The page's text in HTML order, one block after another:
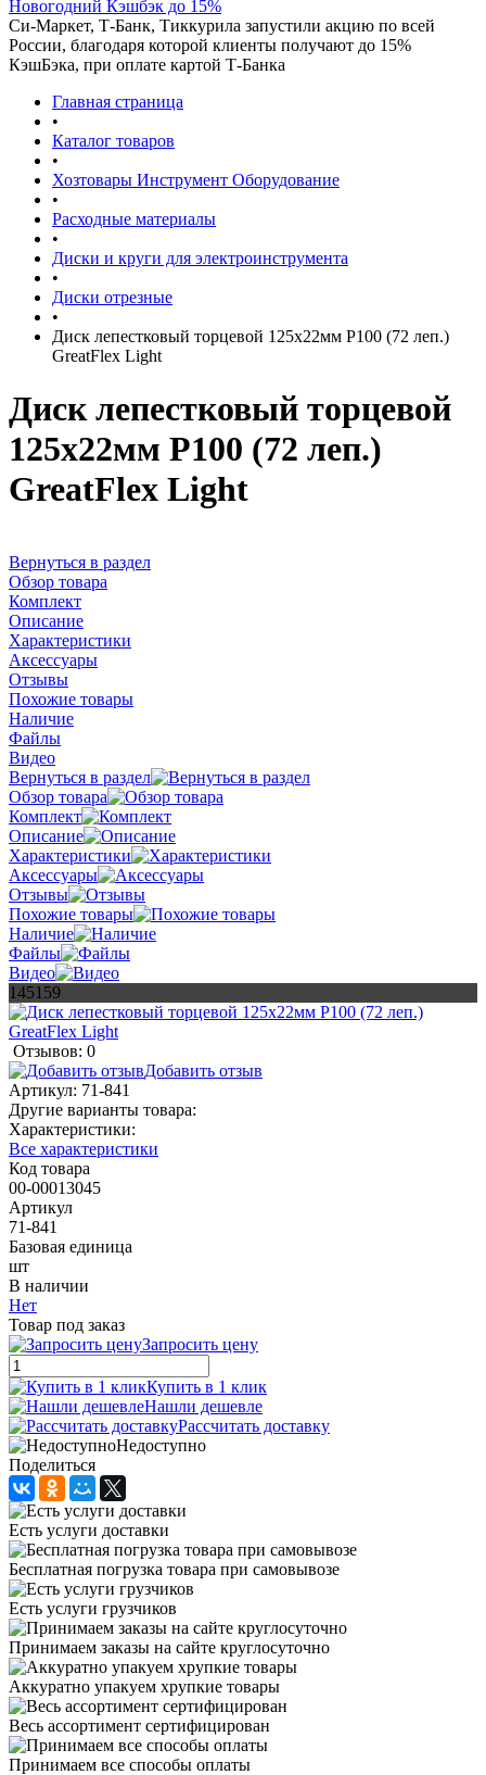
Новогодний Кэшбэк до 15%
Си-Маркет, Т-Банк, Тиккурила запустили акцию по всей
России, благодаря которой клиенты получают до 15%
КэшБэка, при оплате картой Т-Банка
Главная страница
•
Каталог товаров
•
Хозтовары Инструмент Оборудование
•
Расходные материалы
•
Диски и круги для электроинструмента
•
Диски отрезные
•
Диск лепестковый торцевой 125х22мм Р100 (72 леп.)
GreatFlex Light
Диск лепестковый торцевой
125х22мм Р100 (72 леп.)
GreatFlex Light
Вернуться в раздел
Обзор товара
Комплект
Описание
Характеристики
Аксессуары
Отзывы
Похожие товары
Наличие
Файлы
Видео
Вернуться в раздел
Обзор товара
Комплект
Описание
Характеристики
Аксессуары
Отзывы
Похожие товары
Наличие
Файлы
Видео
145159
Отзывов: 0
Добавить отзыв
Артикул: 71-841
Другие варианты товара:
Характеристики:
Все характеристики
Код товара
00-00013045
Артикул
71-841
Базовая единица
шт
В наличии
Нет
Товар под заказ
Запросить цену
Купить в 1 клик
Нашли дешевле
Рассчитать доставку
Недоступно
Поделиться
Есть услуги доставки
Бесплатная погрузка товара при самовывозе
Есть услуги грузчиков
Принимаем заказы на сайте круглосуточно
Аккуратно упакуем хрупкие товары
Весь ассортимент сертифицирован
Принимаем все способы оплаты